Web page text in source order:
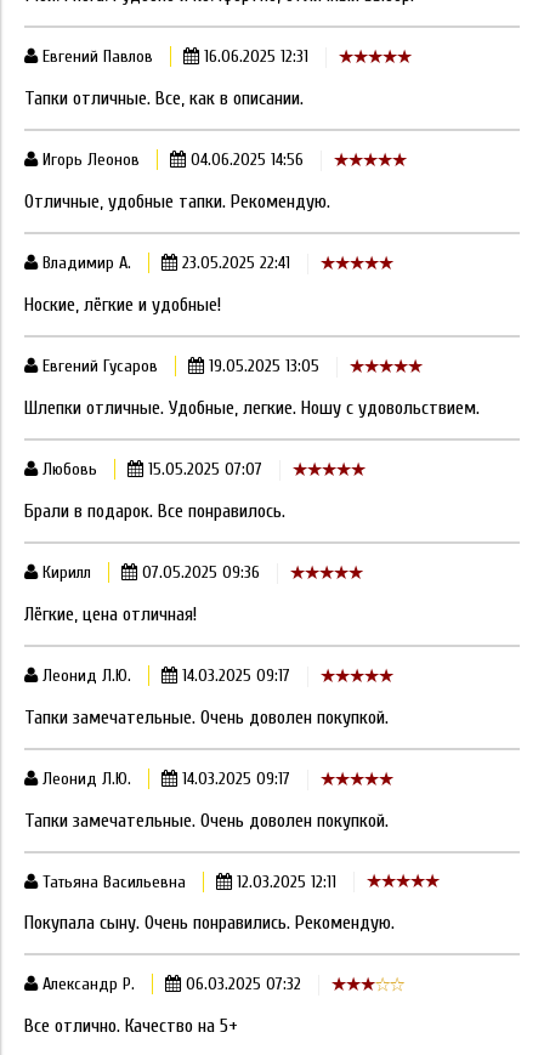
Евгений Павлов 16.06.2025 12:31
Тапки отличные. Все, как в описании.
Игорь Леонов 04.06.2025 14:56
Отличные, удобные тапки. Рекомендую.
Владимир А. 23.05.2025 22:41
Ноские, лёгкие и удобные!
Евгений Гусаров 19.05.2025 13:05
Шлепки отличные. Удобные, легкие. Ношу с удовольствием.
Любовь 15.05.2025 07:07
Брали в подарок. Все понравилось.
Кирилл 07.05.2025 09:36
Лёгкие, цена отличная!
Леонид Л.Ю. 14.03.2025 09:17
Тапки замечательные. Очень доволен покупкой.
Леонид Л.Ю. 14.03.2025 09:17
Тапки замечательные. Очень доволен покупкой.
Татьяна Васильевна 12.03.2025 12:11
Покупала сыну. Очень понравились. Рекомендую.
Александр Р. 06.03.2025 07:32
Все отлично. Качество на 5+